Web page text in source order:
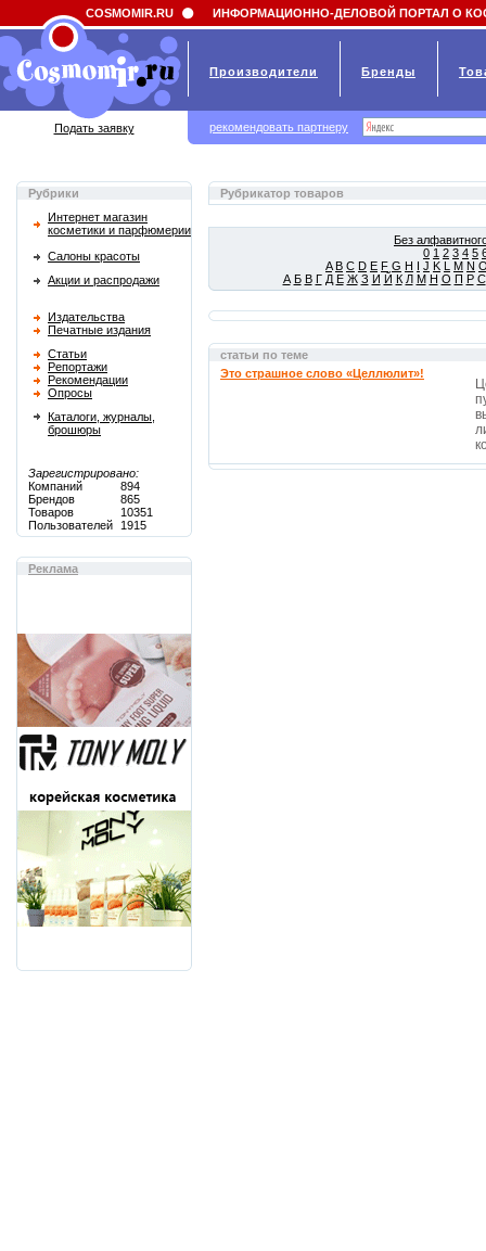
Field 'news_title' doesn't have a default value
Рубрики
Интернет магазин
косметики и парфюмерии
Салоны красоты
Акции и распродажи
Издательства
Печатные издания
Статьи
Репортажи
Рекомендации
Опросы
Каталоги, журналы,
брошюры
Зарегистрировано:
Компаний
894
Брендов
865
Товаров
10351
Пользователей
1915
Реклама
Рубрикатор товаров
Без
0 1 2 3 4 5
A B C D E F G H I J K L M N
А Б В Г Д Е Ж З И Й К Л М Н О П Р С
статьи по теме
Это страшное слово «Целлюлит»!
COSMOMIR.RU ИНФОРМАЦИОННО-ДЕЛОВОЙ ПОРТАЛ О
Производители Бренды
Подать заявку рекомендовать партнеру